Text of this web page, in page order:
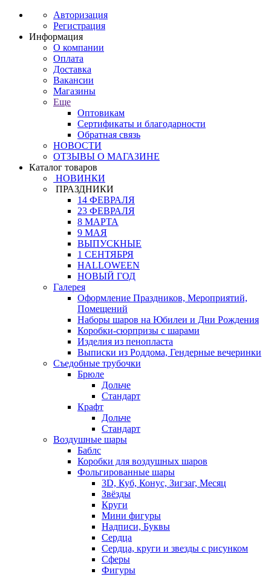
Авторизация
Регистрация
Информация
О компании
Оплата
Доставка
Вакансии
Магазины
Еще
Оптовикам
Сертификаты и благодарности
Обратная связь
НОВОСТИ
ОТЗЫВЫ О МАГАЗИНЕ
Каталог товаров
НОВИНКИ
ПРАЗДНИКИ
14 ФЕВРАЛЯ
23 ФЕВРАЛЯ
8 МАРТА
9 МАЯ
ВЫПУСКНЫЕ
1 СЕНТЯБРЯ
HALLOWEEN
НОВЫЙ ГОД
Галерея
Оформление Праздников, Мероприятий,
Помещений
Наборы шаров на Юбилеи и Дни Рождения
Коробки-сюрпризы с шарами
Изделия из пенопласта
Выписки из Роддома, Гендерные вечеринки
Съедобные трубочки
Брюле
Дольче
Стандарт
Крафт
Дольче
Стандарт
Воздушные шары
Баблс
Коробки для воздушных шаров
Фольгированные шары
3D, Куб, Конус, Зигзаг, Месяц
Звёзды
Круги
Мини фигуры
Надписи, Буквы
Сердца
Сердца, круги и звезды с рисунком
Сферы
Фигуры